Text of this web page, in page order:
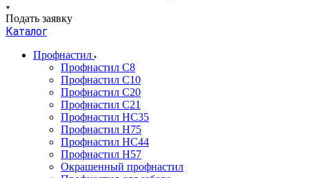
Подать заявку
Каталог
Профнастил
Профнастил С8
Профнастил С10
Профнастил С20
Профнастил С21
Профнастил НС35
Профнастил Н75
Профнастил HC44
Профнастил Н57
Окрашенный профнастил